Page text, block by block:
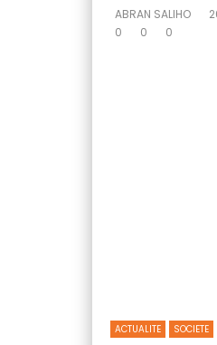
ABRAN SALIHO
0
0 0
ACTUALITE SOCIETE